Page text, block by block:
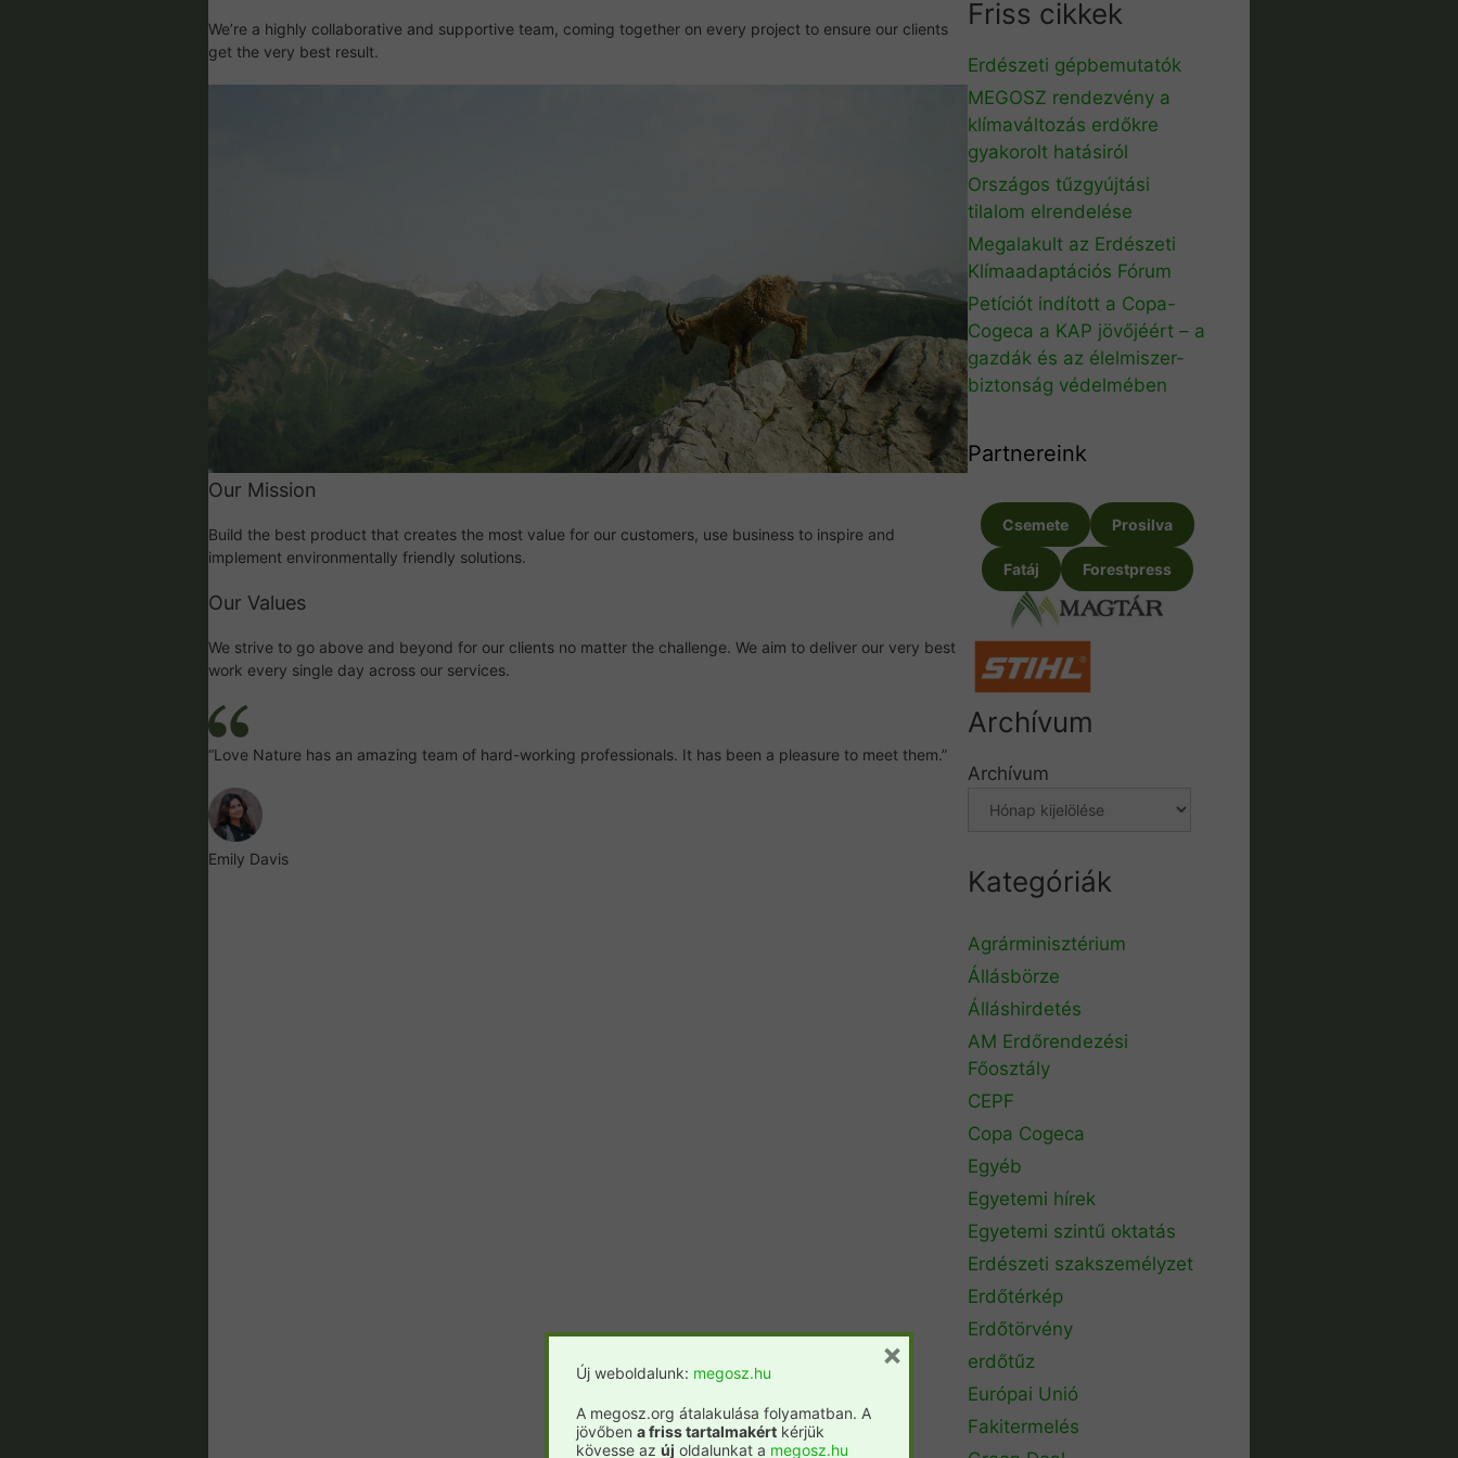
We’re a highly collaborative and supportive team, coming together on every project to ensure our clients
get the very best result.
Our Mission
Build the best product that creates the most value for our customers, use business to inspire and
implement environmentally friendly solutions.
Our Values
We strive to go above and beyond for our clients no matter the challenge. We aim to deliver our very best
work every single day across our services.
“Love Nature has an amazing team of hard-working professionals. It has been a pleasure to meet them.”
Emily Davis
Friss cikkek
Erdészeti gépbemutatók
MEGOSZ rendezvény a
klímaváltozás erdőkre
gyakorolt hatásiról
Országos tűzgyújtási
tilalom elrendelése
Megalakult az Erdészeti
Klímaadaptációs Fórum
Petíciót indított a Copa-
Cogeca a KAP jövőjéért – a
gazdák és az élelmiszer-
biztonság védelmében
Partnereink
Csemete Prosilva
Fatáj Forestpress
Archívum
Archívum
Kategóriák
Agrárminisztérium
Állásbörze
Álláshirdetés
AM Erdőrendezési
Főosztály
CEPF
Copa Cogeca
Egyéb
Egyetemi hírek
Egyetemi szintű oktatás
Erdészeti szakszemélyzet
Erdőtérkép
Erdőtörvény
erdőtűz
Európai Unió
Fakitermelés
Új weboldalunk: megosz.hu
A megosz.org átalakulása folyamatban. A
jövőben a friss tartalmakért kérjük
kövesse az új oldalunkat a megosz.hu
×